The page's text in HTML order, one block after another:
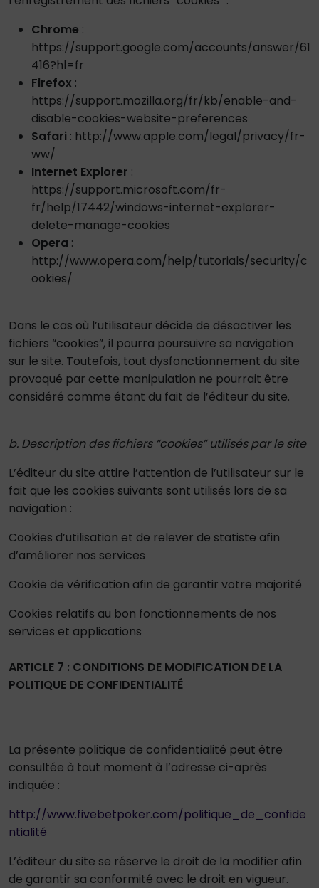
Chrome :
https://support.google.com/accounts/answer/61
416?hl=fr
Firefox :
https://support.mozilla.org/fr/kb/enable-and-
disable-cookies-website-preferences
Safari : http://www.apple.com/legal/privacy/fr-
ww/
Internet Explorer :
https://support.microsoft.com/fr-
fr/help/17442/windows-internet-explorer-
delete-manage-cookies
Opera :
http://www.opera.com/help/tutorials/security/c
ookies/
Dans le cas où l’utilisateur décide de désactiver les
fichiers “cookies”, il pourra poursuivre sa navigation
sur le site. Toutefois, tout dysfonctionnement du site
provoqué par cette manipulation ne pourrait être
considéré comme étant du fait de l’éditeur du site.
b. Description des fichiers “cookies” utilisés par le site
L’éditeur du site attire l’attention de l’utilisateur sur le
fait que les cookies suivants sont utilisés lors de sa
navigation :
Cookies d’utilisation et de relever de statiste afin
d’améliorer nos services
Cookie de vérification afin de garantir votre majorité
Cookies relatifs au bon fonctionnements de nos
services et applications
ARTICLE 7 : CONDITIONS DE MODIFICATION DE LA
POLITIQUE DE CONFIDENTIALITÉ
La présente politique de confidentialité peut être
consultée à tout moment à l’adresse ci-après
indiquée :
http://www.fivebetpoker.com/politique_de_confide
ntialité
L’éditeur du site se réserve le droit de la modifier afin
de garantir sa conformité avec le droit en vigueur.